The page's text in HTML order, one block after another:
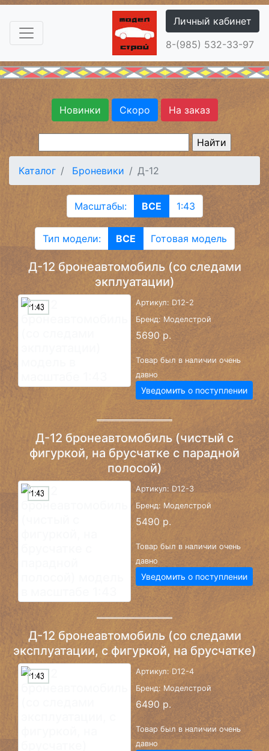
Личный кабинет
8-(985) 532-33-97
Новинки Скоро На заказ
Каталог Броневики Д-12
Масштабы: ВСЕ 1:43
Тип модели: ВСЕ Готовая модель
Д-12 бронеавтомобиль (со следами
экплуатации)
Артикул: D12-2
Бренд: Моделстрой
5690 р.
Товар был в наличии очень
давно
Уведомить о поступлении
Д-12 бронеавтомобиль (чистый с
фигуркой, на брусчатке с парадной
полосой)
Артикул: D12-3
Бренд: Моделстрой
5490 р.
Товар был в наличии очень
давно
Уведомить о поступлении
Д-12 бронеавтомобиль (со следами
эксплуатации, с фигуркой, на брусчатке)
Артикул: D12-4
Бренд: Моделстрой
6490 р.
Товар был в наличии очень
давно